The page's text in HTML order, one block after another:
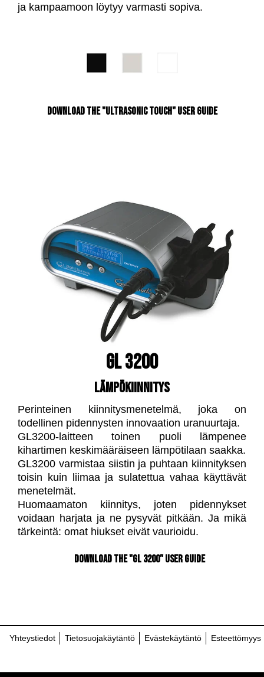
ja kampaamoon löytyy varmasti sopiva.
Download the "Ultrasonic Touch" User Guide
GL 3200
LÄMPÖKIINNITYS
Perinteinen kiinnitysmenetelmä, joka on
todellinen pidennysten innovaation uranuurtaja.
GL3200-laitteen toinen puoli lämpenee
kihartimen keskimääräiseen lämpötilaan saakka.
GL3200 varmistaa siistin ja puhtaan kiinnityksen
toisin kuin liimaa ja sulatettua vahaa käyttävät
menetelmät.
Huomaamaton kiinnitys, joten pidennykset
voidaan harjata ja ne pysyvät pitkään. Ja mikä
tärkeintä: omat hiukset eivät vaurioidu.
Download the "GL 3200" User Guide
Yhteystiedot Tietosuojakäytäntö Evästekäytäntö Esteettömyys